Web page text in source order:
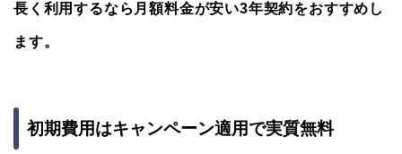
長く利用するなら月額料金が安い3年契約をおすすめし
ます。
初期費用はキャンペーン適用で実質無料